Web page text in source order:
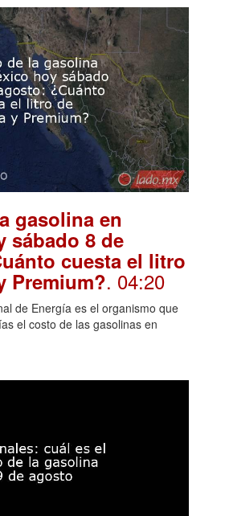
gasolina en
sábado 8 de
cuesta el litro
Premium?. 04:20
de Energía es el organismo que
el costo de las gasolinas en